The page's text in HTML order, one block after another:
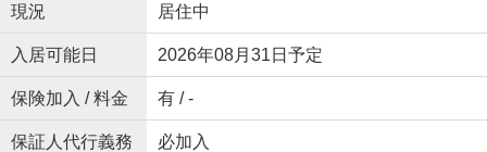
現況 居住中
入居可能日 2026年08月31日予定
保険加入 / 料金 有 / -
保証人代行義務 必加入